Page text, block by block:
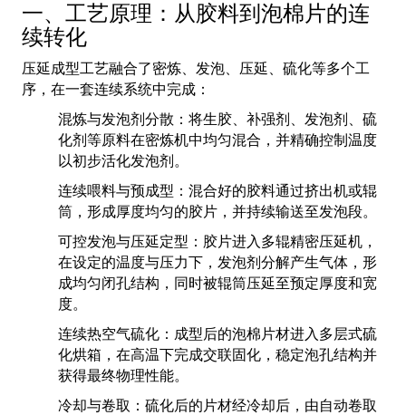
一、工艺原理：从胶料到泡棉片的连
续转化
压延成型工艺融合了密炼、发泡、压延、硫化等多个工
序，在一套连续系统中完成：
混炼与发泡剂分散：将生胶、补强剂、发泡剂、硫
化剂等原料在密炼机中均匀混合，并精确控制温度
以初步活化发泡剂。
连续喂料与预成型：混合好的胶料通过挤出机或辊
筒，形成厚度均匀的胶片，并持续输送至发泡段。
可控发泡与压延定型：胶片进入多辊精密压延机，
在设定的温度与压力下，发泡剂分解产生气体，形
成均匀闭孔结构，同时被辊筒压延至预定厚度和宽
度。
连续热空气硫化：成型后的泡棉片材进入多层式硫
化烘箱，在高温下完成交联固化，稳定泡孔结构并
获得最终物理性能。
冷却与卷取：硫化后的片材经冷却后，由自动卷取